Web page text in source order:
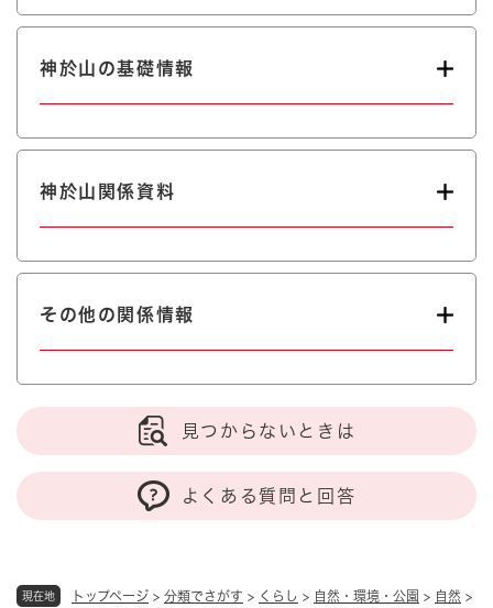
現在地 トップページ > 分類でさがす > くらし > 自然・環境・公園 > 自然 >
神於山の基礎情報
神於山関係資料
その他の関係情報
見つからないときは
よくある質問と回答